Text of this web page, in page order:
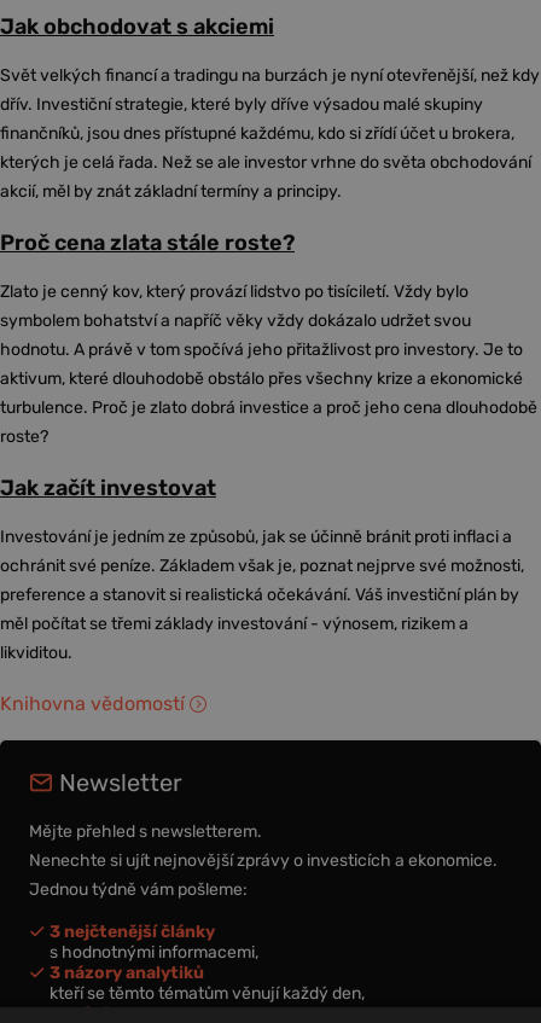
Jak obchodovat s akciemi
Svět velkých financí a tradingu na burzách je nyní otevřenější, než kdy
dřív. Investiční strategie, které byly dříve výsadou malé skupiny
finančníků, jsou dnes přístupné každému, kdo si zřídí účet u brokera,
kterých je celá řada. Než se ale investor vrhne do světa obchodování
akcií, měl by znát základní termíny a principy.
Proč cena zlata stále roste?
Zlato je cenný kov, který provází lidstvo po tisíciletí. Vždy bylo
symbolem bohatství a napříč věky vždy dokázalo udržet svou
hodnotu. A právě v tom spočívá jeho přitažlivost pro investory. Je to
aktivum, které dlouhodobě obstálo přes všechny krize a ekonomické
turbulence. Proč je zlato dobrá investice a proč jeho cena dlouhodobě
roste?
Jak začít investovat
Investování je jedním ze způsobů, jak se účinně bránit proti inflaci a
ochránit své peníze. Základem však je, poznat nejprve své možnosti,
preference a stanovit si realistická očekávání. Váš investiční plán by
měl počítat se třemi základy investování - výnosem, rizikem a
likviditou.
Knihovna vědomostí
Newsletter
Mějte přehled s newsletterem.
Nenechte si ujít nejnovější zprávy o investicích a ekonomice.
Jednou týdně vám pošleme:
3 nejčtenější články
s hodnotnými informacemi,
3 názory analytiků
kteří se těmto tématům věnují každý den,
nová videa a podcasty